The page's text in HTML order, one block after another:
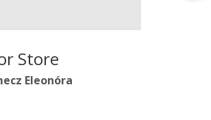
Store
Eleonóra